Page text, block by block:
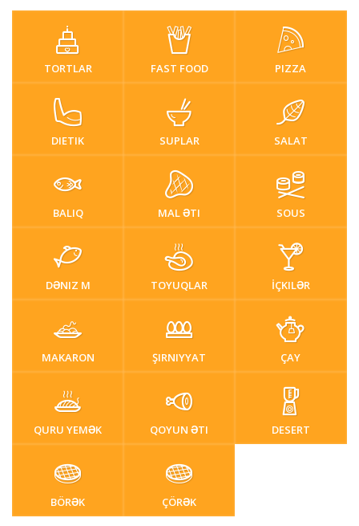
TORTLAR FAST FOOD PIZZA
DIETIK SUPLAR SALAT
BALIQ MAL ƏTI SOUS
DƏNIZ M TOYUQLAR İÇKILƏR
MAKARON ŞIRNIYYAT ÇAY
QURU YEMƏK QOYUN ƏTI DESERT
BÖRƏK ÇÖRƏK